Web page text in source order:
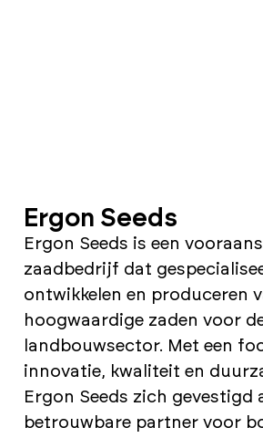
Ergon Seeds
Ergon Seeds is een
zaadbedrijf dat
ontwikkelen en produceren
hoogwaardige zaden voor
landbouwsector. Met een
innovatie, kwaliteit en
Ergon Seeds zich gevestigd
betrouwbare partner voor